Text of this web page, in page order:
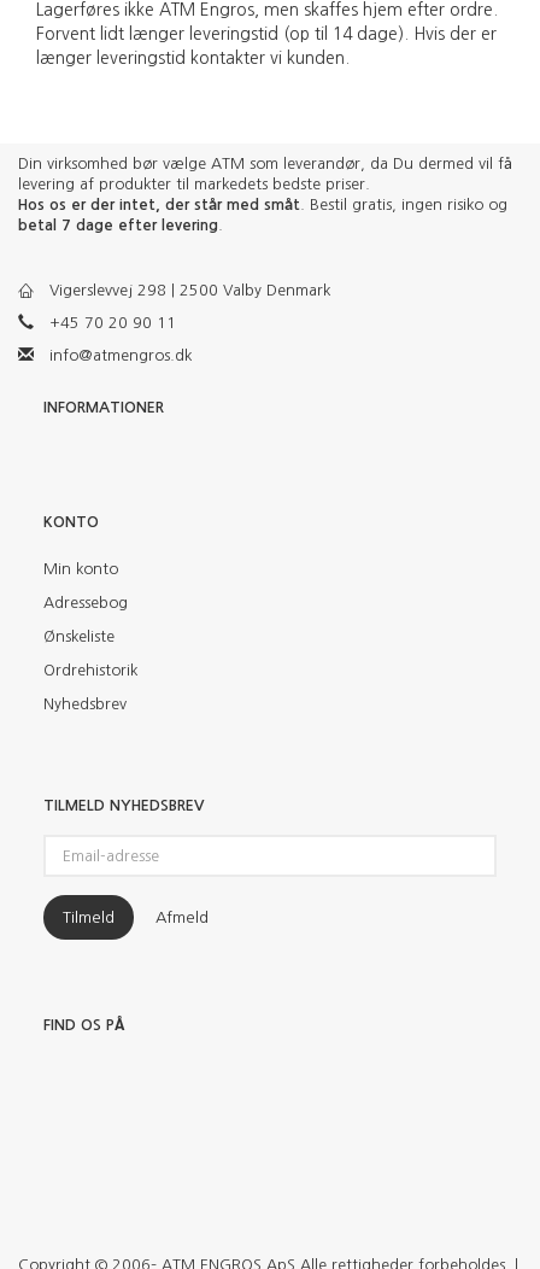
Lagerføres ikke ATM Engros, men skaffes hjem efter ordre.
Forvent lidt længer leveringstid (op til 14 dage). Hvis der er
længer leveringstid kontakter vi kunden.
Din virksomhed bør vælge ATM som leverandør, da Du dermed vil få
levering af produkter til markedets bedste priser.
Hos os er der intet, der står med småt . Bestil gratis, ingen risiko og
betal 7 dage efter levering
Vigerslevvej 298 | 2500 Valby Denmark
+45 70 20 90 11
info@atmengros.dk
INFORMATIONER
KONTO
Min konto
Adressebog
Ønskeliste
Ordrehistorik
Nyhedsbrev
TILMELD NYHEDSBREV
adresse
Tilmeld Afmeld
FIND OS PÅ
Copyright © 2006– ATM ENGROS ApS Alle rettigheder forbeholdes. |